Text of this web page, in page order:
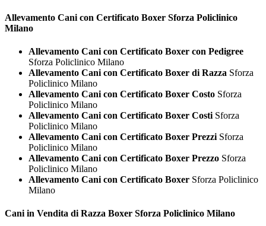
Allevamento Cani con Certificato Boxer Sforza Policlinico
Milano
Allevamento Cani con Certificato Boxer con Pedigree
Sforza Policlinico Milano
Allevamento Cani con Certificato Boxer di Razza Sforza
Policlinico Milano
Allevamento Cani con Certificato Boxer Costo Sforza
Policlinico Milano
Allevamento Cani con Certificato Boxer Costi Sforza
Policlinico Milano
Allevamento Cani con Certificato Boxer Prezzi Sforza
Policlinico Milano
Allevamento Cani con Certificato Boxer Prezzo Sforza
Policlinico Milano
Allevamento Cani con Certificato Boxer Sforza Policlinico
Milano
Cani in Vendita di Razza Boxer Sforza Policlinico Milano